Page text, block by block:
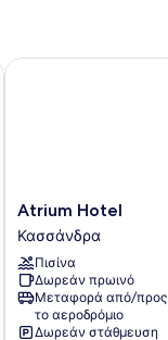
Atrium
Hotel
Κασσάνδρα
Atrium Hotel
Κασσάνδρα
Πισίνα
Δωρεάν πρωινό
Μεταφορά από/προς
το αεροδρόμιο
Δωρεάν στάθμευση
Atrium Hotel